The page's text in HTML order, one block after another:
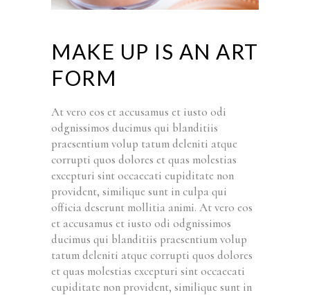
MAKE UP IS AN ART
FORM
At vero eos et accusamus et iusto odi
odgnissimos ducimus qui blanditiis
praesentium volup tatum deleniti atque
corrupti quos dolores et quas molestias
excepturi sint occaecati cupiditate non
provident, similique sunt in culpa qui
officia deserunt mollitia animi. At vero eos
et accusamus et iusto odi odgnissimos
ducimus qui blanditiis praesentium volup
tatum deleniti atque corrupti quos dolores
et quas molestias excepturi sint occaecati
cupiditate non provident, similique sunt in